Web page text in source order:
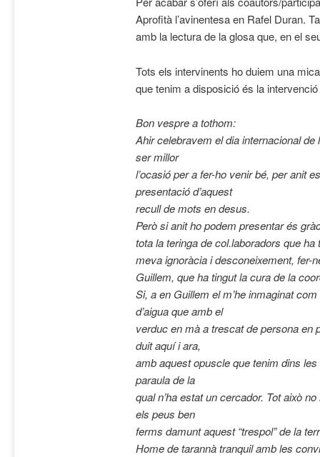
Aprofità l’avinentesa en Rafel Duran.
amb la lectura de la glosa que, en el
Tots els intervinents ho duiem una
que tenim a disposició és la
Bon vespre a tothom:
Ahir celebravem el dia internacional
ser millor
l’ocasió per a fer-ho venir bé, per anit
presentació d’aquest
recull de mots en desus.
Però si anit ho podem presentar és
tota la teringade col.laboradors que
meva ignoràcia i desconeixement, fer-
Guillem, que ha tingut la cura de la
Si, a en Guillem el m’he inmaginat
d’aigua que amb el
verduc en mà a trescat de persona en
duit aquí i ara,
amb aquest opuscle que tenim dins
paraula de la
qual n’ha estat un cercador. Tot això
els peus ben
ferms damunt aquest “trespol” de la
Home de tarannàtranquil amb les